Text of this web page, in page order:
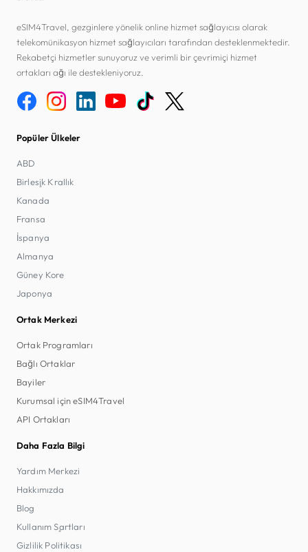
eSIM4Travel, gezginlere yönelik online hizmet sağlayıcısı olarak
telekomünikasyon hizmet sağlayıcıları tarafından desteklenmektedir.
Rekabetçi hizmetler sunuyoruz ve verimli bir çevrimiçi hizmet
ortakları ağı ile destekleniyoruz.
Popüler Ülkeler
ABD
Birleşik Krallık
Kanada
Fransa
İspanya
Almanya
Güney Kore
Japonya
Ortak Merkezi
Ortak Programları
Bağlı Ortaklar
Bayiler
Kurumsal için eSIM4Travel
API Ortakları
Daha Fazla Bilgi
Yardım Merkezi
Hakkımızda
Blog
Kullanım Şartları
Gizlilik Politikası